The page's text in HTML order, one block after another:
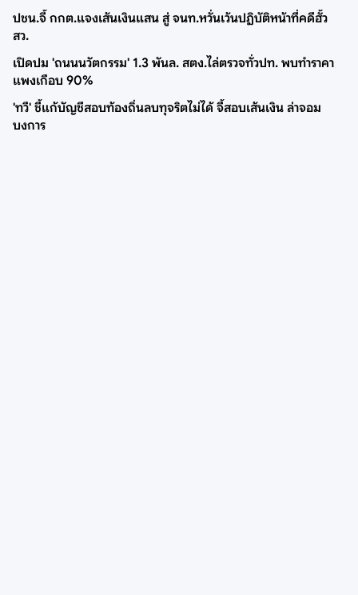
ปชน.จี้ กกต.แจงเส้นเงินแสน สู่ จนท.หวั่นเว้นปฏิบัติหน้าที่คดีฮั้ว
สว.
เปิดปม 'ถนนนวัตกรรม' 1.3 พันล. สตง.ไล่ตรวจทั่วปท. พบทำราคา
แพงเกือบ 90%
'ทวี' ชี้แก้บัญชีสอบท้องถิ่นลบทุจริตไม่ได้ จี้สอบเส้นเงิน ล่าจอม
บงการ